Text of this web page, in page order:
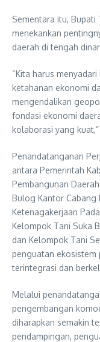
Sementara itu, Bupati
menekankan
daerah di tengah
“Kita harus
ketahanan ekonomi
mengendalikan
fondasi ekonomi
kolaborasi yang
Penandatanganan
antara Pemerintah
Pembangunan
Bulog Kantor Cabang
Ketenagakerjaan
Kelompok Tani Suka
dan Kelompok Tani
penguatan ekosistem
terintegrasi dan
Melalui
pengembangan
diharapkan semakin
pendampingan,